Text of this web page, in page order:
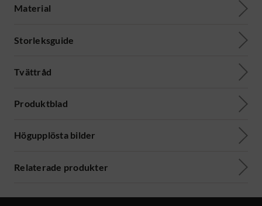
Material
Storleksguide
Tvättråd
Produktblad
Högupplösta bilder
Relaterade produkter